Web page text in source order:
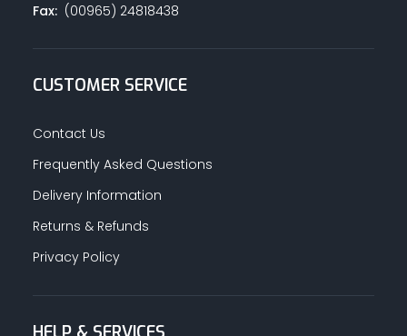
Fax:(00965) 24818438
CUSTOMER SERVICE
Contact Us
Frequently Asked Questions
Delivery Information
Returns & Refunds
Privacy Policy